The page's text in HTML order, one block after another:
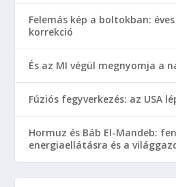
Felemás kép a boltokban:
korrekció
És az MI végül megnyomja a
Fúziós fegyverkezés: az USA
Hormuz és Báb El-Mandeb:
energiaellátásra és a